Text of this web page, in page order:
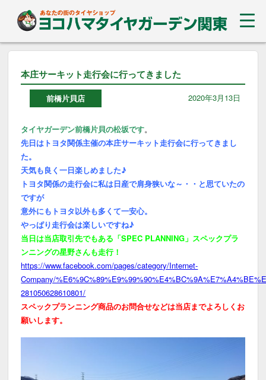
本庄サーキット走行会に行ってきました
前橋片貝店 2020年3月13日
タイヤガーデン前橋片貝の松坂です。
先日はトヨタ関係主催の本庄サーキット走行会に行ってきまし
た。
天気も良く一日楽しめました♪
トヨタ関係の走行会に私は日産で肩身狭いな～・・と思ていたの
ですが
意外にもトヨタ以外も多くて一安心。
やっぱり走行会は楽しいですね♪
当日は当店取引先でもある「SPEC PLANNING」スペックプラ
ンニングの星野さんも走行！
https://www.facebook.com/pages/category/Internet-
Company/
281050628610801/
スペックプランニング商品のお問合せなどは当店までよろしくお
願いします。